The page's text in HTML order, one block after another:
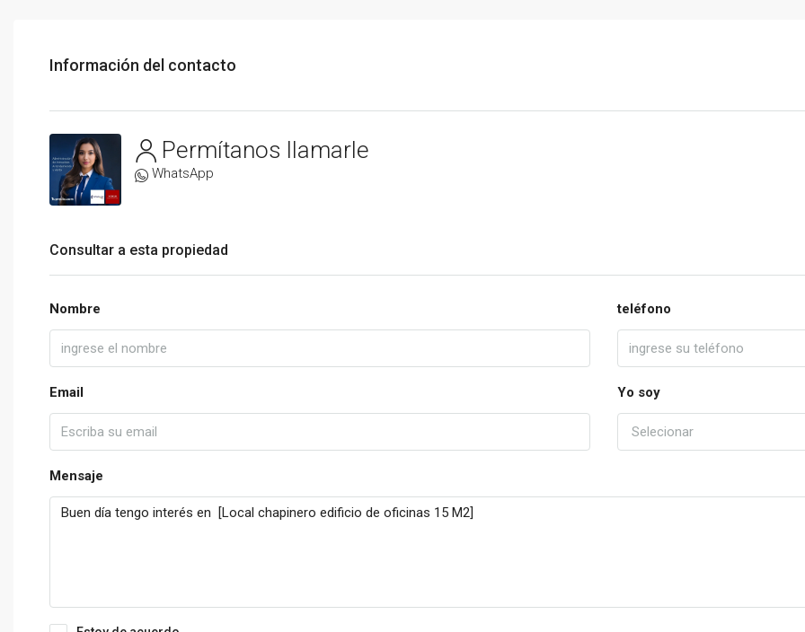
Información del contacto
Permítanos llamarle
WhatsApp
Consultar a esta propiedad
Nombre teléfono
Email Yo soy
Selecionar
Mensaje